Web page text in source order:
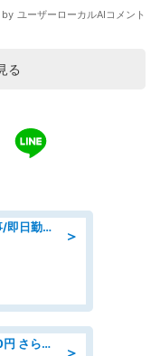
る
＞
経理/病院での経理事務のお仕事/即日勤務可/車通勤可/経理/一般事務
＞
検査/検品/ライン作業 時給1600円 さら半年ごとに時給50円UP 検品·検査